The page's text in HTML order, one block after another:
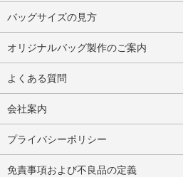
バッグサイズの見方
オリジナルバッグ製作のご案内
よくある質問
会社案内
プライバシーポリシー
免責事項および不良品の定義